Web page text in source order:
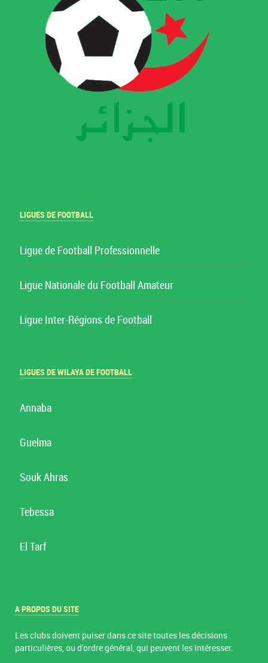
LIGUES DE FOOTBALL
Ligue de Football Professionnelle
Ligue Nationale du Football Amateur
Ligue Inter-Régions de Football
LIGUES DE WILAYA DE FOOTBALL
Annaba
Guelma
Souk Ahras
Tebessa
El Tarf
A PROPOS DU SITE
Les clubs doivent puiser dans ce site toutes les décisions
particulières, ou d’ordre général, qui peuvent les intéresser.